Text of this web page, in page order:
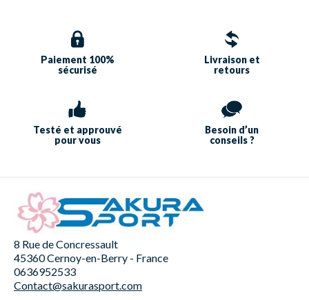
Paiement 100%
sécurisé
Livraison et
retours
Testé et approuvé
pour vous
Besoin d’un
conseils ?
8 Rue de Concressault
45360 Cernoy-en-Berry - France
0636952533
Contact@sakurasport.com